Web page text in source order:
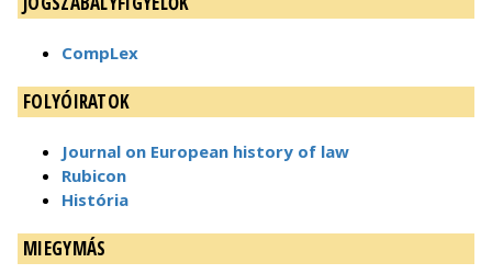
CompLex
FOLYÓIRATOK
Journal on European history of law
Rubicon
História
MIEGYMÁS